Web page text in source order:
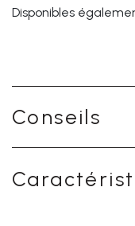
Disponibles
Conseils